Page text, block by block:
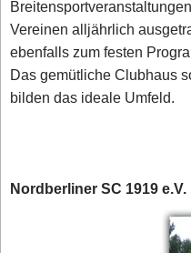
Vereinen alljährlich
ebenfalls zum festen
Das gemütliche Clubhaus
bilden das ideale Umfeld.
Nordberliner SC 1919 e.V.